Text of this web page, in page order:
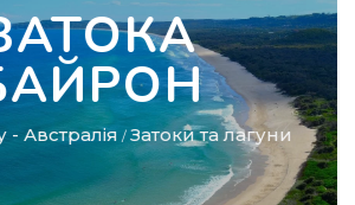
- Австралія / Затоки та лагуни